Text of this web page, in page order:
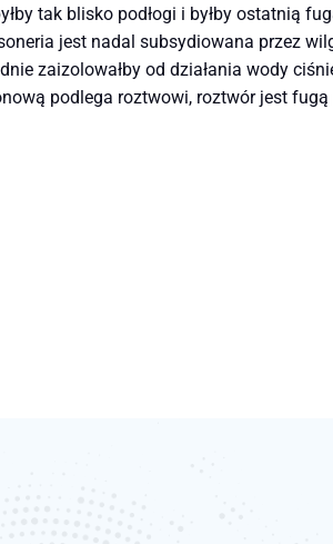
tak blisko podłogi i byłby ostatnią
jest nadal subsydiowana przez
zaizolowałby od działania wody
podlega roztwowi, roztwór jest